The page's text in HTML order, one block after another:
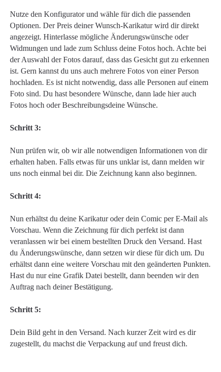
Nutze den Konfigurator und wähle für dich die passenden
Optionen. Der Preis deiner Wunsch-Karikatur wird dir direkt
angezeigt. Hinterlasse mögliche Änderungswünsche oder
Widmungen und lade zum Schluss deine Fotos hoch. Achte bei
der Auswahl der Fotos darauf, dass das Gesicht gut zu erkennen
ist. Gern kannst du uns auch mehrere Fotos von einer Person
hochladen. Es ist nicht notwendig, dass alle Personen auf einem
Foto sind. Du hast besondere Wünsche, dann lade hier auch
Fotos hoch oder Beschreibungsdeine Wünsche.
Schritt 3:
Nun prüfen wir, ob wir alle notwendigen Informationen von dir
erhalten haben. Falls etwas für uns unklar ist, dann melden wir
uns noch einmal bei dir. Die Zeichnung kann also beginnen.
Schritt 4:
Nun erhältst du deine Karikatur oder dein Comic per E-Mail als
Vorschau. Wenn die Zeichnung für dich perfekt ist dann
veranlassen wir bei einem bestellten Druck den Versand. Hast
du Änderungswünsche, dann setzen wir diese für dich um. Du
erhältst dann eine weitere Vorschau mit den geänderten Punkten.
Hast du nur eine Grafik Datei bestellt, dann beenden wir den
Auftrag nach deiner Bestätigung.
Schritt 5:
Dein Bild geht in den Versand. Nach kurzer Zeit wird es dir
zugestellt, du machst die Verpackung auf und freust dich.